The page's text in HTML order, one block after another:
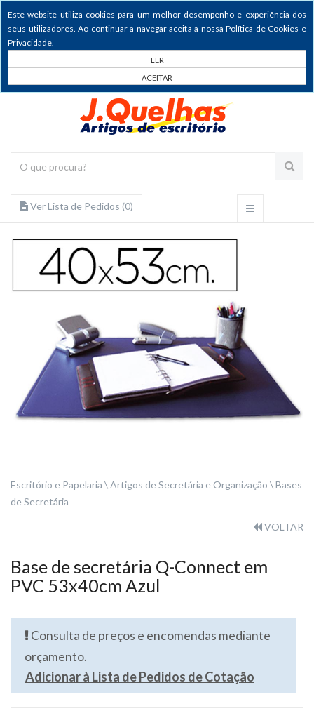
Este website utiliza cookies para um melhor desempenho e experiência dos
seus utilizadores. Ao continuar a navegar aceita a nossa Política de Cookies e
Privacidade.
LER
ACEITAR
Ver Lista de Pedidos (0)
Escritório e Papelaria Artigos de Secretária e Organização
Bases
de Secretária
VOLTAR
Base de secretária Q-Connect em
PVC 53x40cm Azul
Consulta de preços e encomendas mediante
orçamento.
Adicionar à Lista de Pedidos de Cotação